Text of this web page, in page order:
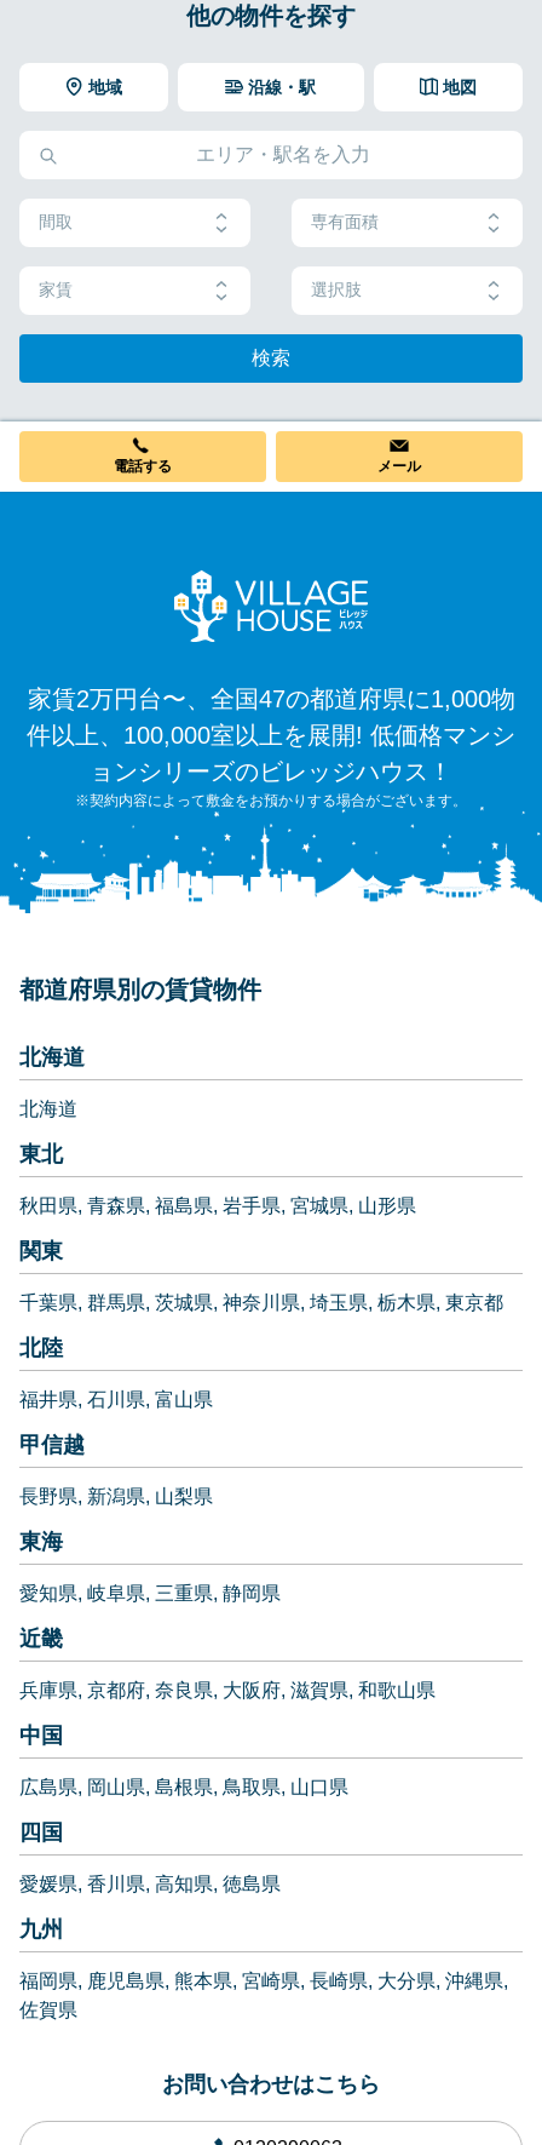
他の物件を探す
地域 地図
沿線・駅
間取 専有面積
家賃 選択肢
検索
電話する メール
家賃2万円台〜、全国47の都道府県に1,000物
件以上、100,000室以上を展開! 低価格マンシ
ョンシリーズのビレッジハウス！
※契約内容によって敷金をお預かりする場合がございます。
都道府県別の賃貸物件
北海道
北海道
東北
秋田県 青森県 福島県 岩手県 宮城県 山形県
関東
千葉県 群馬県 茨城県 神奈川県 埼玉県 栃木県 東京都
北陸
福井県 石川県 富山県
甲信越
長野県 新潟県 山梨県
東海
愛知県 岐阜県 三重県 静岡県
近畿
兵庫県 京都府 奈良県 大阪府 滋賀県 和歌山県
中国
広島県 岡山県 島根県 鳥取県 山口県
四国
愛媛県 香川県 高知県 徳島県
九州
福岡県 鹿児島県 熊本県 宮崎県 長崎県 大分県 沖縄県
佐賀県
お問い合わせはこちら